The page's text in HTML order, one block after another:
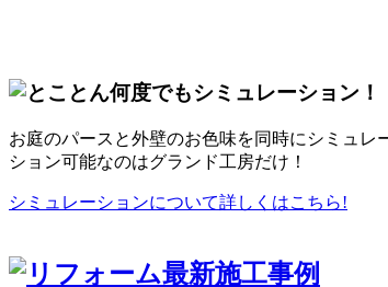
お庭のパースと外壁のお色味を同時にシミュ
ション可能なのはグランド工房だけ！
シミュレーションについて詳しくはこちら!